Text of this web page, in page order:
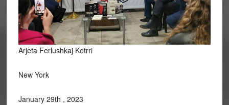
Arjeta Ferlushkaj Kotrri
New York
January 29th , 2023